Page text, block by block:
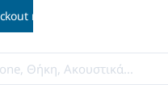
και παραλάβετε την